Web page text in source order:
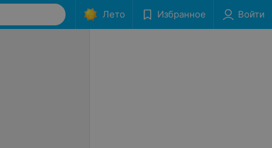
Лето Избранное Войти